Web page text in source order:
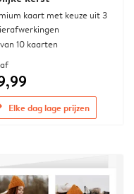
kaart met keuze uit 3
10 kaarten
Elke dag lage prijzen